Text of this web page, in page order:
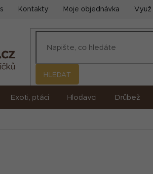
Kontakty Moje objednávka
HLEDAT
Exoti, ptáci Hlodavci Drůbež